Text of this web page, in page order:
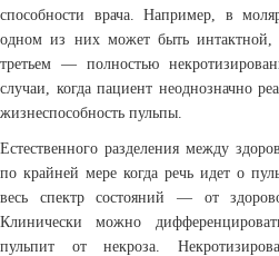
способности врача. Например, в
одном из них может быть
третьем — полностью
случаи, когда пациент неоднозначно
жизнеспособность пульпы.
Естественного разделения между
по крайней мере когда речь идет о
весь спектр состояний — от
Клинически можно
пульпит от некроза.